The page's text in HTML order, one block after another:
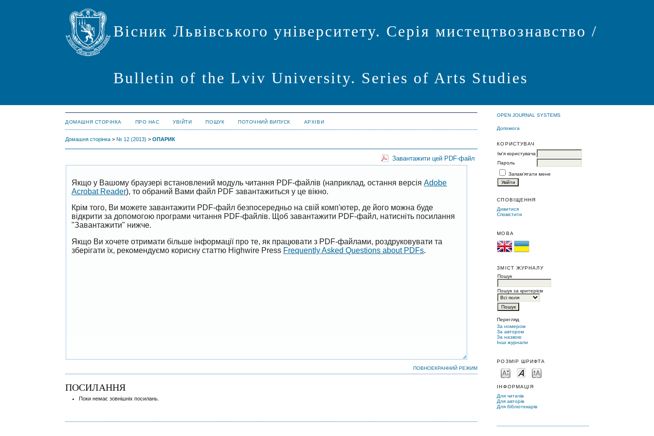
Вісник Львівського університету. Серія мистецтвознавство /
Bulletin of the Lviv University. Series of Arts Studies
OPEN JOURNAL SYSTEMS
Допомога
КОРИСТУВАЧ
Ім'я користувача
Пароль
Запам'ятати мене
СПОВІЩЕННЯ
Дивитися
Сповістити
МОВА
ЗМІСТ ЖУРНАЛУ
Пошук
Пошук за критерієм
Перегляд
За номером
За автором
За назвою
Інші журнали
РОЗМІР ШРИФТА
ІНФОРМАЦІЯ
Для читачів
Для авторів
Для бібліотекарів
ДОМАШНЯ СТОРІНКА ПРО НАС УВІЙТИ ПОШУК ПОТОЧНИЙ ВИПУСК АРХІВИ
Домашня сторінка > № 12 (2013) >ОПАРИК
Завантажити цей PDF-файл
Якщо у Вашому браузері встановлений модуль читання PDF-файлів (наприклад, остання версіяAdobe
Acrobat Reader), то обраний Вами файл PDF завантажиться у це вікно.
Крім того, Ви можете завантажити PDF-файл безпосередньо на свій комп'ютер, де його можна буде
відкрити за допомогою програми читання PDF-файлів. Щоб завантажити PDF-файл, натисніть посилання
"Завантажити" нижче.
Якщо Ви хочете отримати більше інформації про те, як працювати з PDF-файлами, роздруковувати та
зберігати їх, рекомендуємо корисну статтю Highwire Press Frequently Asked Questions about PDFs.
ПОВНОЕКРАННИЙ РЕЖИМ
ПОСИЛАННЯ
Поки немає зовнішніх посилань.